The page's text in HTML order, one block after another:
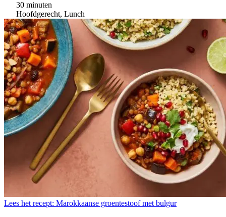
30 minuten
Hoofdgerecht, Lunch
Lees het recept: Marokkaanse groentestoof met bulgur